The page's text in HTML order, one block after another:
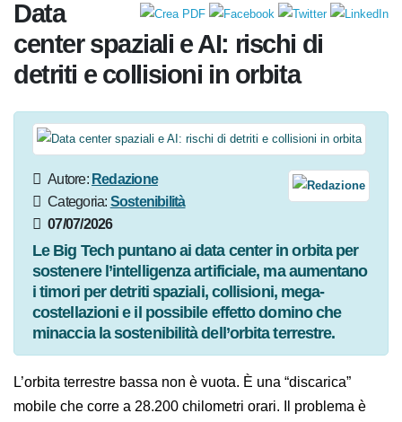
Data
center spaziali e AI: rischi di
detriti e collisioni in orbita
Autore:Redazione
Categoria:Sostenibilità
07/07/2026
Le Big Tech puntano ai data center in orbita per
sostenere l’intelligenza artificiale, ma
aumentano i timori per detriti spaziali, collisioni,
mega-costellazioni e il possibile effetto domino
che minaccia la sostenibilità dell’orbita terrestre.
L’orbita terrestre bassa non è vuota. È una “discarica”
mobile che corre a 28.200 chilometri orari. Il problema